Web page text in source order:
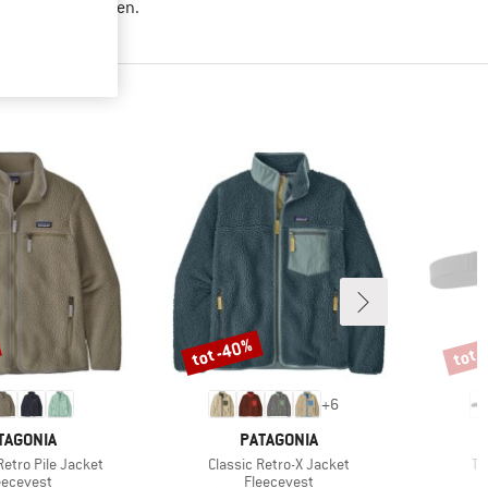
filterwaarden.
Pile Jacket
+6
MERK
PATAGONIA
Artikel
Classic Retro-X Jacket
Productgroep
Fleecevest
Korting
tot -40% tot